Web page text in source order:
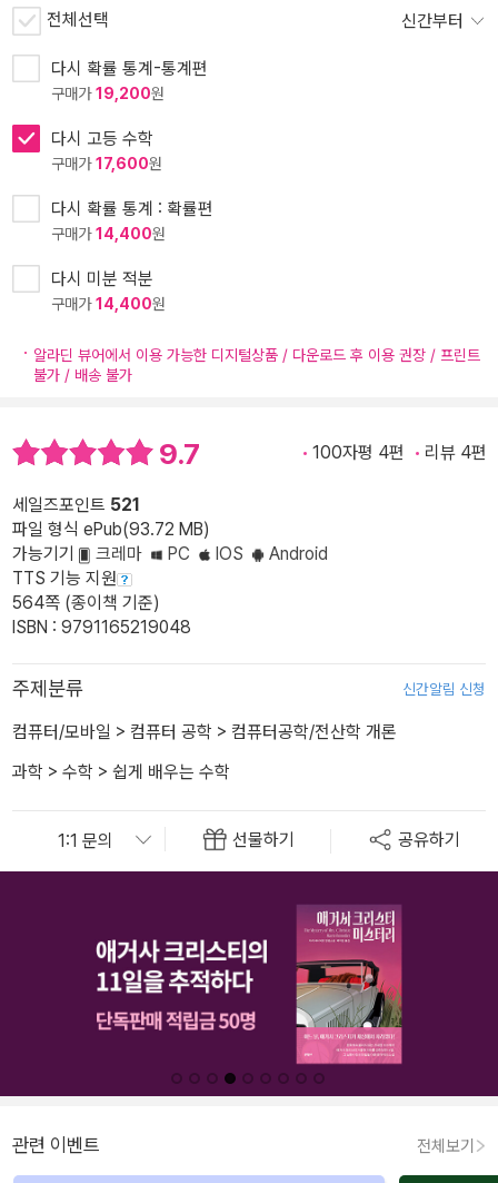
전체선택 신간부터
다시 확률 통계-통계편
구매가19,200원
다시 고등 수학
구매가17,600원
다시 확률 통계 : 확률편
구매가14,400원
다시 미분 적분
구매가14,400원
알라딘 뷰어에서 이용 가능한 디지털상품 / 다운로드 후 이용 권장 / 프린트
불가 / 배송 불가
9.7 100자평 4편 리뷰 4편
세일즈포인트 521
파일 형식 ePub(93.72 MB)
가능기기
크레마 PC IOS
Android
TTS 기능 지원
564쪽 (종이책 기준)
ISBN : 9791165219048
주제분류 신간알림 신청
컴퓨터/모바일 > 컴퓨터 공학 > 컴퓨터공학/전산학 개론
과학 > 수학 > 쉽게 배우는 수학
선물하기 공유하기
관련 이벤트 전체보기